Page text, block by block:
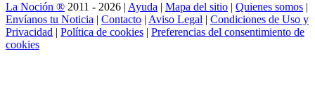
La Noción ® 2011 - 2026 | Ayuda | Mapa del sitio | Quienes somos |
Envíanos tu Noticia | Contacto | Aviso Legal | Condiciones de Uso y
Privacidad | Política de cookies | Preferencias del consentimiento de
cookies